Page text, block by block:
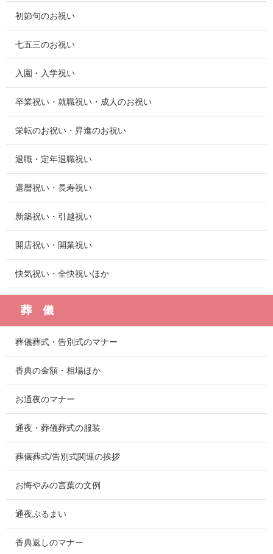
初節句のお祝い
七五三のお祝い
入園・入学祝い
卒業祝い・就職祝い・成人のお祝い
栄転のお祝い・昇進のお祝い
退職・定年退職祝い
還暦祝い・長寿祝い
新築祝い・引越祝い
開店祝い・開業祝い
快気祝い・全快祝いほか
葬 儀
葬儀葬式・告別式のマナー
香典の金額・相場ほか
お通夜のマナー
通夜・葬儀葬式の服装
葬儀葬式/告別式関連の挨拶
お悔やみの言葉の文例
通夜ぶるまい
香典返しのマナー